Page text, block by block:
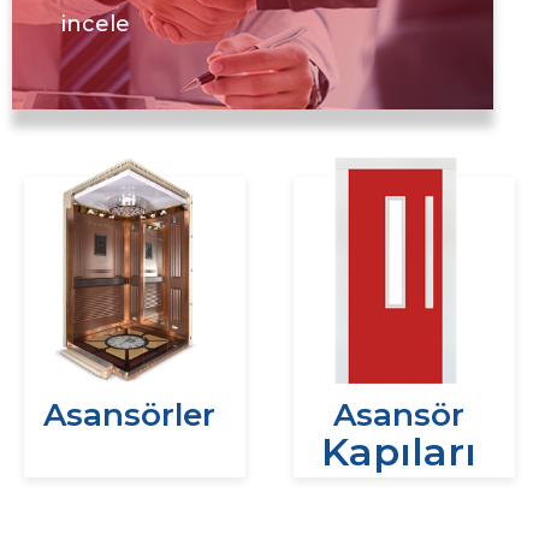
incele
Asansörler Asansör
Kapıları